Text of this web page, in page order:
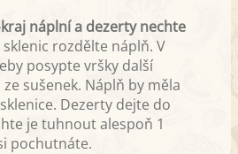
náplní a dezerty nechte
sklenic rozdělte náplň. V
posypte vršky další
sušenek. Náplň by měla
Dezerty dejte do
je tuhnout alespoň 1
pochutnáte.